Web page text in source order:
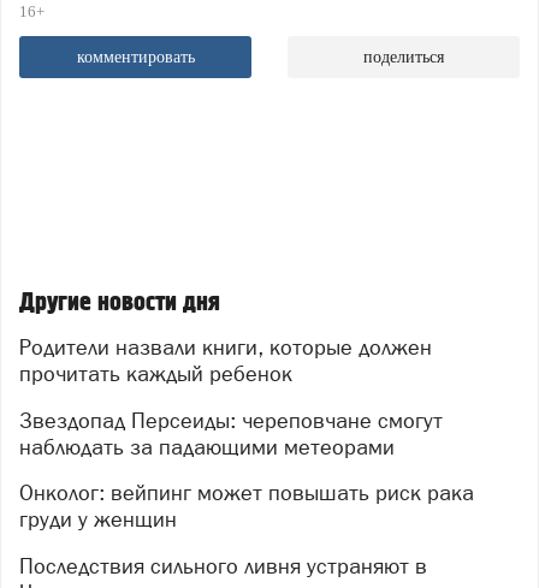
16+
комментировать поделиться
Другие новости дня
Родители назвали книги, которые должен
прочитать каждый ребенок
Звездопад Персеиды: череповчане смогут
наблюдать за падающими метеорами
Онколог: вейпинг может повышать риск рака
груди у женщин
Последствия сильного ливня устраняют в